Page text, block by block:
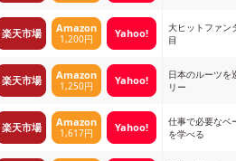
楽天市場 Amazon
1,200円 Yahoo!
大ヒットファン
目
楽天市場 Amazon
1,250円 Yahoo!
日本のルーツを
リー
楽天市場 Amazon
1,617円 Yahoo!
仕事で必要なベ
を学べる